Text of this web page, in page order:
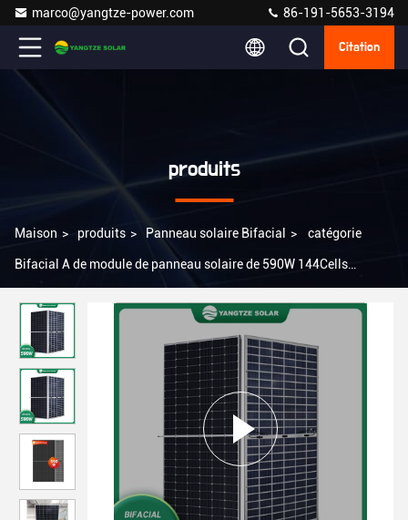
marco@yangtze-power.com 86-191-5653-3194
Citation
produits
Maison > produits > Panneau solaire Bifacial > catégorie
Bifacial A de module de panneau solaire de 590W 144Cells